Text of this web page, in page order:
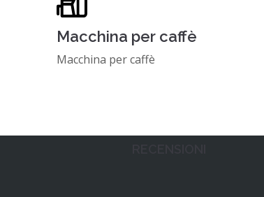
Macchina per caffè
Macchina per caffè